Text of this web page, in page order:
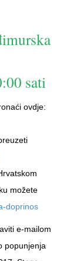
sati
ovdje:
možete
doprinos
e-mailom
popunjenja